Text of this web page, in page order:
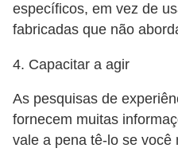
específicos, em vez de
fabricadas que não
4. Capacitar a agir
As pesquisas de
fornecem muitas
vale a pena tê-lo se você